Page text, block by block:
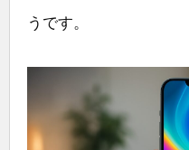
うです。